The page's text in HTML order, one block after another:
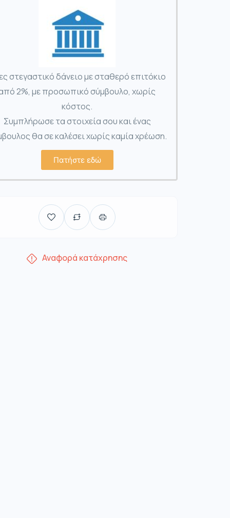
στεγαστικό δάνειο με σταθερό επιτόκιο
2%, με προσωπικό σύμβουλο, χωρίς
κόστος.
Συμπλήρωσε τα στοιχεία σου και ένας
θα σε καλέσει χωρίς καμία χρέωση.
Πατήστε εδώ
Αναφορά κατάχρησης